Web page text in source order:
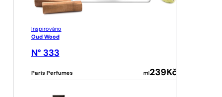
Inspirováno
Oud Wood
N° 333
Paris Perfumes ml 239 Kč